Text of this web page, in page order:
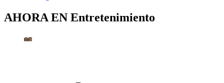
AHORA EN Entretenimiento